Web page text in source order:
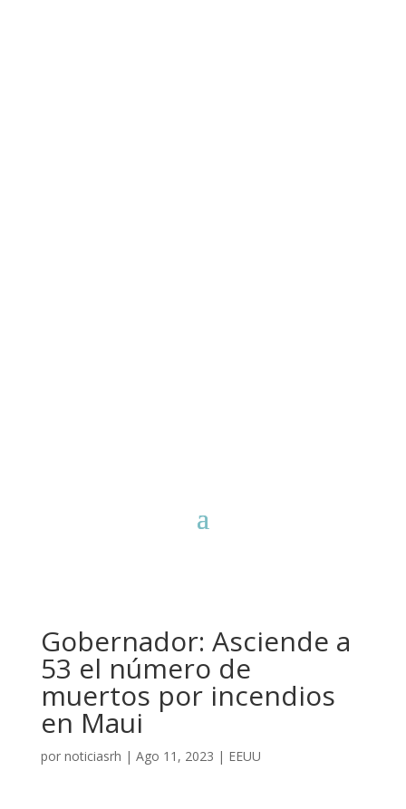
Gobernador: Asciende a
53 el número de
muertos por incendios
en Maui
por noticiasrh | Ago 11, 2023 | EEUU